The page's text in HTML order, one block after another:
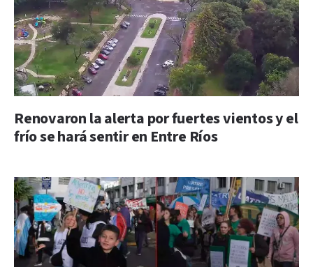
Renovaron la alerta por fuertes vientos y el
frío se hará sentir en Entre Ríos